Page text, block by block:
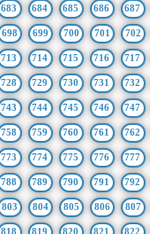
683 684 685 686 687
698 699 700 701 702
713 714 715 716 717
728 729 730 731 732
743 744 745 746 747
758 759 760 761 762
773 774 775 776 777
788 789 790 791 792
803 804 805 806 807
818 819 820 821 822